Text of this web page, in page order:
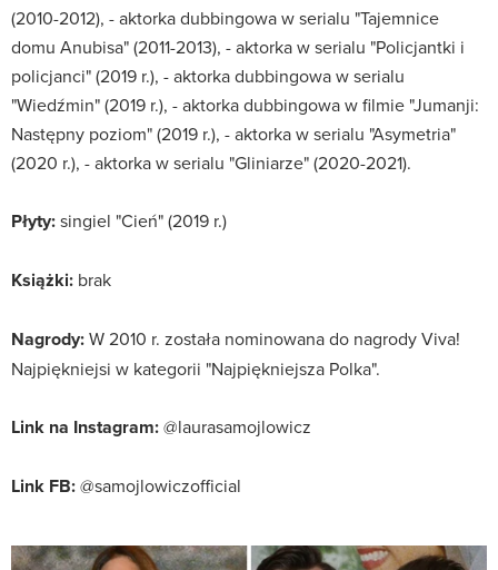
(2010-2012), - aktorka dubbingowa w serialu "Tajemnice
domu Anubisa" (2011-2013), - aktorka w serialu "Policjantki i
policjanci" (2019 r.), - aktorka dubbingowa w serialu
"Wiedźmin" (2019 r.), - aktorka dubbingowa w filmie "Jumanji:
Następny poziom" (2019 r.), - aktorka w serialu "Asymetria"
(2020 r.), - aktorka w serialu "Gliniarze" (2020-2021).
Płyty:singiel "Cień" (2019 r.)
Książki: brak
Nagrody:W 2010 r. została nominowana do nagrody Viva!
Najpiękniejsi w kategorii "Najpiękniejsza Polka".
Link na Instagram:@laurasamojlowicz
Link FB:@samojlowiczofficial